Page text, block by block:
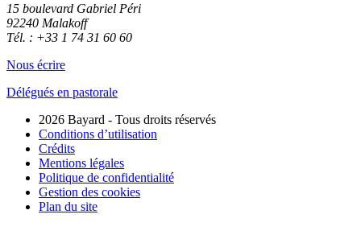
15 boulevard Gabriel Péri
92240 Malakoff
Tél. : +33 1 74 31 60 60
Nous écrire
Délégués en pastorale
2026 Bayard - Tous droits réservés
Conditions d’utilisation
Crédits
Mentions légales
Politique de confidentialité
Gestion des cookies
Plan du site